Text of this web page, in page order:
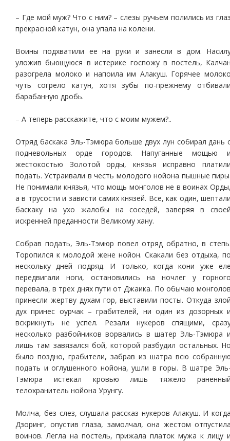
– Где мой муж? Что с ним? – слезы ручьем полились из
прекрасной катун, она упала на колени.
Воины подхватили ее на руки и занесли в дом.
уложив бьющуюся в истерике госпожу в постель,
разогрела молоко и напоила им Алакуш. Горячее
чуть согрело катун, хотя зубы по-прежнему
барабанную дробь.
– А теперь расскажите, что с моим мужем?..
Отряд баскака Эль-Тэмюра больше двух лун собирал дань
подневольных орде городов. Напуганные мощью
жестокостью Золотой орды, князья исправно
подать. Устраивали в честь молодого нойона пышные
Не понимали князья, что мощь монголов не в воинах
а в трусости и зависти самих князей. Все, как один,
баскаку на ухо жалобы на соседей, заверяя в
искренней преданности Великому хану.
Собрав подать, Эль-Тэмюр повел отряд обратно, в
Торопился к молодой жене нойон. Скакали без отдыха,
нескольку дней подряд. И только, когда кони уже
передвигали ноги, остановились на ночлег у
перевала, в трех днях пути от Джаика. По обычаю
принесли жертву духам гор, выставили посты. Откуда
дух принес оурчак – грабителей, ни один из дозорных
вскрикнуть не успел. Резали нукеров спящими,
несколько разбойников ворвались в шатер Эль-Тэмюра
лишь там завязался бой, которой разбудил остальных.
было поздно, грабители, забрав из шатра всю
подать и оглушенного нойона, ушли в горы. В шатре
Тэмюра истекал кровью лишь тяжело
телохранитель нойона Урунгу.
Молча, без слез, слушала рассказ нукеров Алакуш. И
Дзоринг, опустив глаза, замолчал, она жестом
воинов. Легла на постель, прижала платок мужа к лицу